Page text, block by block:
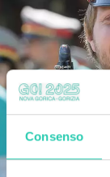
Consenso